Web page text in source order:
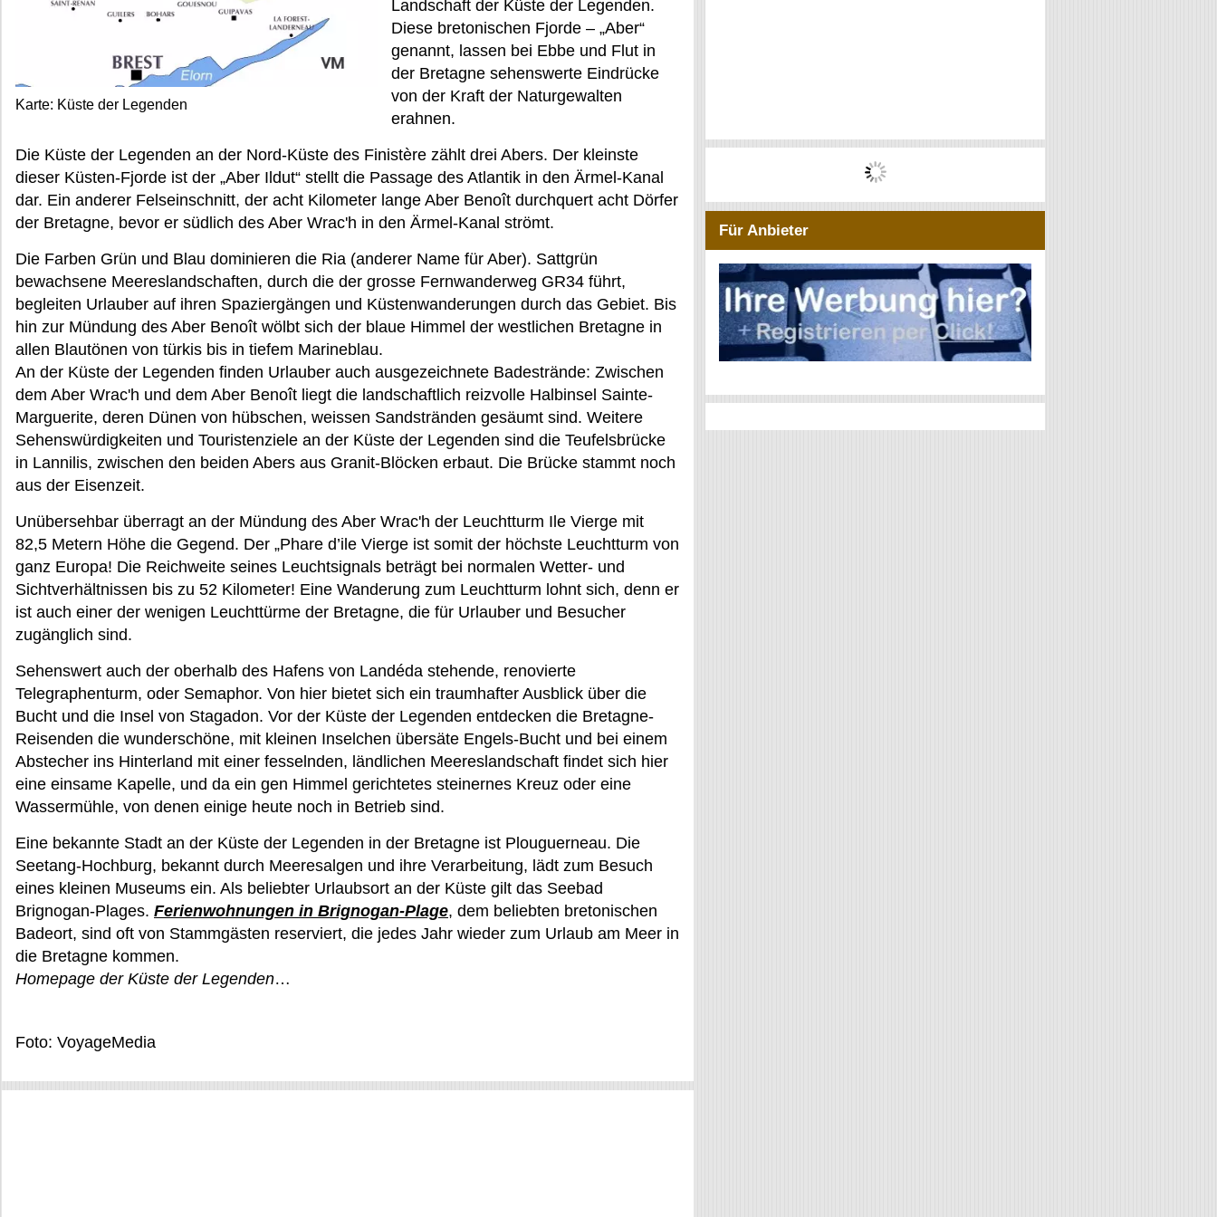
Karte: Küste der Legenden
Landschaft der Küste der Legenden.
Diese bretonischen Fjorde – „Aber“
genannt, lassen bei Ebbe und Flut in
der Bretagne sehenswerte Eindrücke
von der Kraft der Naturgewalten
erahnen.
Die Küste der Legenden an der Nord-Küste des Finistère zählt drei Abers. Der kleinste
dieser Küsten-Fjorde ist der „Aber Ildut“ stellt die Passage des Atlantik in den Ärmel-Kanal
dar. Ein anderer Felseinschnitt, der acht Kilometer lange Aber Benoît durchquert acht Dörfer
der Bretagne, bevor er südlich des Aber Wrac'h in den Ärmel-Kanal strömt.
Die Farben Grün und Blau dominieren die Ria (anderer Name für Aber). Sattgrün
bewachsene Meereslandschaften, durch die der grosse Fernwanderweg GR34 führt,
begleiten Urlauber auf ihren Spaziergängen und Küstenwanderungen durch das Gebiet. Bis
hin zur Mündung des Aber Benoît wölbt sich der blaue Himmel der westlichen Bretagne in
allen Blautönen von türkis bis in tiefem Marineblau.
An der Küste der Legenden finden Urlauber auch ausgezeichnete Badestrände: Zwischen
dem Aber Wrac'h und dem Aber Benoît liegt die landschaftlich reizvolle Halbinsel Sainte-
Marguerite, deren Dünen von hübschen, weissen Sandstränden gesäumt sind. Weitere
Sehenswürdigkeiten und Touristenziele an der Küste der Legenden sind die Teufelsbrücke
in Lannilis, zwischen den beiden Abers aus Granit-Blöcken erbaut. Die Brücke stammt noch
aus der Eisenzeit.
Unübersehbar überragt an der Mündung des Aber Wrac'h der Leuchtturm Ile Vierge mit
82,5 Metern Höhe die Gegend. Der „Phare d’ile Vierge ist somit der höchste Leuchtturm von
ganz Europa! Die Reichweite seines Leuchtsignals beträgt bei normalen Wetter- und
Sichtverhältnissen bis zu 52 Kilometer! Eine Wanderung zum Leuchtturm lohnt sich, denn er
ist auch einer der wenigen Leuchttürme der Bretagne, die für Urlauber und Besucher
zugänglich sind.
Sehenswert auch der oberhalb des Hafens von Landéda stehende, renovierte
Telegraphenturm, oder Semaphor. Von hier bietet sich ein traumhafter Ausblick über die
Bucht und die Insel von Stagadon. Vor der Küste der Legenden entdecken die Bretagne-
Reisenden die wunderschöne, mit kleinen Inselchen übersäte Engels-Bucht und bei einem
Abstecher ins Hinterland mit einer fesselnden, ländlichen Meereslandschaft findet sich hier
eine einsame Kapelle, und da ein gen Himmel gerichtetes steinernes Kreuz oder eine
Wassermühle, von denen einige heute noch in Betrieb sind.
Eine bekannte Stadt an der Küste der Legenden in der Bretagne ist Plouguerneau. Die
Seetang-Hochburg, bekannt durch Meeresalgen und ihre Verarbeitung, lädt zum Besuch
eines kleinen Museums ein. Als beliebter Urlaubsort an der Küste gilt das Seebad
Brignogan-Plages. Ferienwohnungen in Brignogan-Plage, dem beliebten bretonischen
Badeort, sind oft von Stammgästen reserviert, die jedes Jahr wieder zum Urlaub am Meer in
die Bretagne kommen.
Homepage der Küste der Legenden…
Foto: VoyageMedia
Für Anbieter